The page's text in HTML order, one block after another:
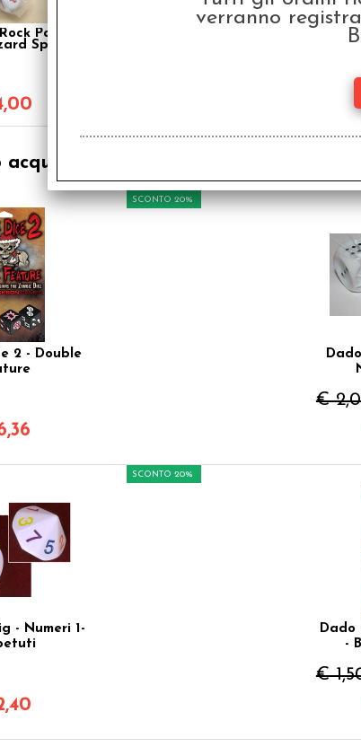
Paper
Spock -
acquistato questo prodotto, hanno
2 - Double
SCONTO 20%
€
- Numeri 1-
SCONTO 20%
Dado
-
€
verranno